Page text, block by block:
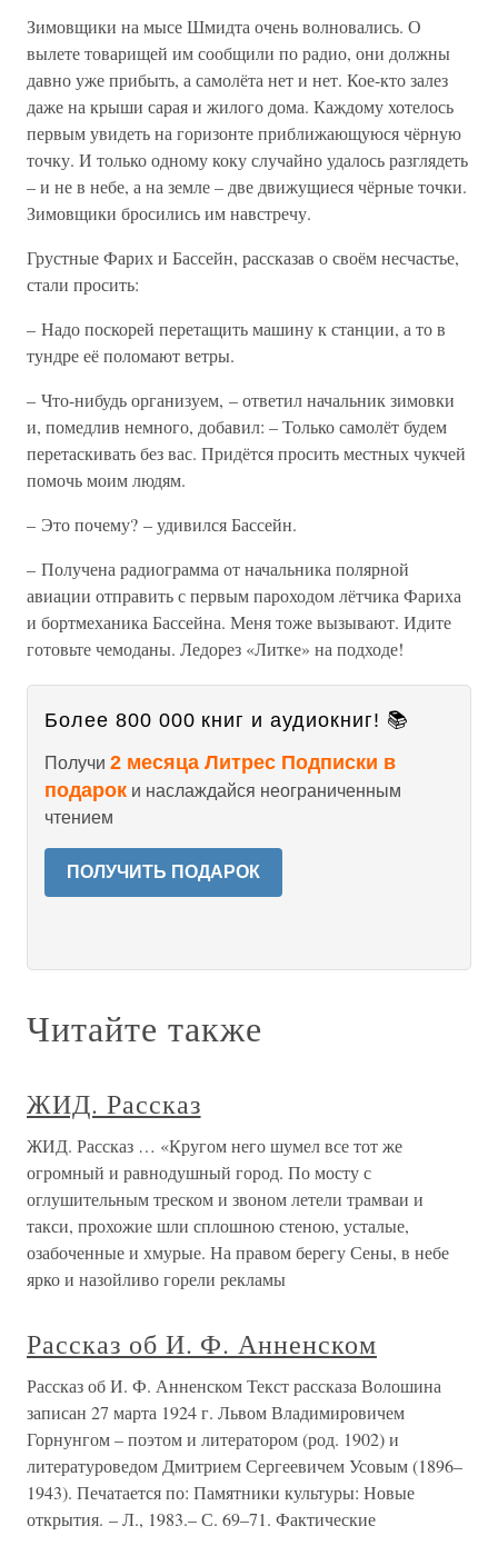
Зимовщики на мысе Шмидта очень волновались. О
вылете товарищей им сообщили по радио, они должны
давно уже прибыть, а самолёта нет и нет. Кое-кто залез
даже на крыши сарая и жилого дома. Каждому хотелось
первым увидеть на горизонте приближающуюся чёрную
точку. И только одному коку случайно удалось разглядеть
– и не в небе, а на земле – две движущиеся чёрные точки.
Зимовщики бросились им навстречу.
Грустные Фарих и Бассейн, рассказав о своём несчастье,
стали просить:
– Надо поскорей перетащить машину к станции, а то в
тундре её поломают ветры.
– Что-нибудь организуем, – ответил начальник зимовки
и, помедлив немного, добавил: – Только самолёт будем
перетаскивать без вас. Придётся просить местных чукчей
помочь моим людям.
– Это почему? – удивился Бассейн.
– Получена радиограмма от начальника полярной
авиации отправить с первым пароходом лётчика Фариха
и бортмеханика Бассейна. Меня тоже вызывают. Идите
готовьте чемоданы. Ледорез «Литке» на подходе!
Более 800 000 книг и аудиокниг! 📚
Получи 2 месяца Литрес Подписки в
подарок и наслаждайся неограниченным
чтением
ПОЛУЧИТЬ ПОДАРОК
Читайте также
ЖИД. Рассказ
ЖИД. Рассказ … «Кругом него шумел все тот же
огромный и равнодушный город. По мосту с
оглушительным треском и звоном летели трамваи и
такси, прохожие шли сплошною стеною, усталые,
озабоченные и хмурые. На правом берегу Сены, в небе
ярко и назойливо горели рекламы
Рассказ об И. Ф. Анненском
Рассказ об И. Ф. Анненском Текст рассказа Волошина
записан 27 марта 1924 г. Львом Владимировичем
Горнунгом – поэтом и литератором (род. 1902) и
литературоведом Дмитрием Сергеевичем Усовым (1896–
1943). Печатается по: Памятники культуры: Новые
открытия. – Л., 1983.– С. 69–71. Фактические